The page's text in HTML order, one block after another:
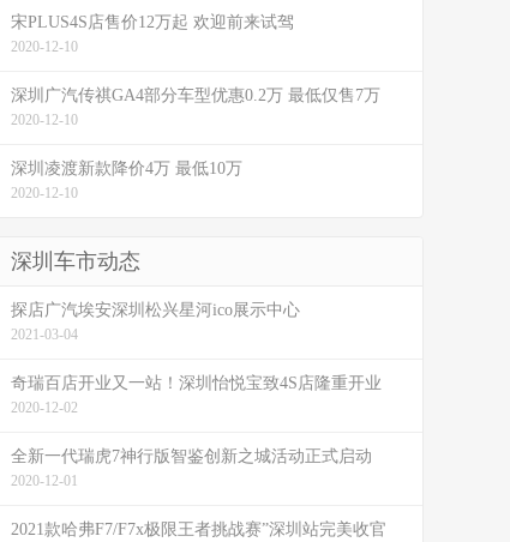
宋PLUS4S店售价12万起 欢迎前来试驾
2020-12-10
深圳广汽传祺GA4部分车型优惠0.2万 最低仅售7万
2020-12-10
深圳凌渡新款降价4万 最低10万
2020-12-10
深圳车市动态
探店广汽埃安深圳松兴星河ico展示中心
2021-03-04
奇瑞百店开业又一站！深圳怡悦宝致4S店隆重开业
2020-12-02
全新一代瑞虎7神行版智鉴创新之城活动正式启动
2020-12-01
2021款哈弗F7/F7x极限王者挑战赛”深圳站完美收官